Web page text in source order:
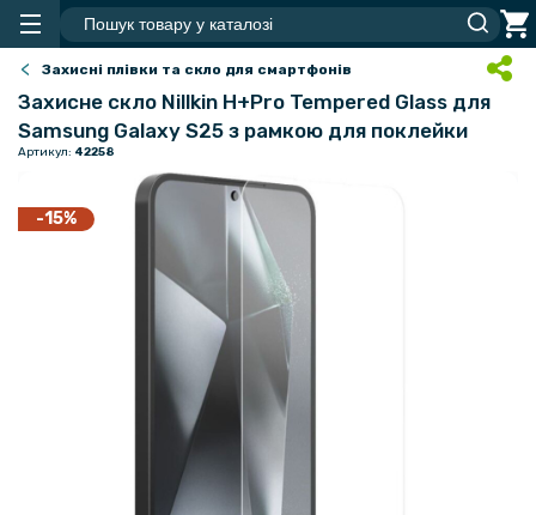
Захисні плівки та скло для смартфонів
Захисне скло Nillkin H+Pro Tempered Glass для
Samsung Galaxy S25 з рамкою для поклейки
Артикул: 42258
-15%